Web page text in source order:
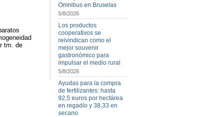
tm. de
Omnibus en Bruselas
5/8/2026
Los productos
cooperativos se
reivindican como el
mejor souvenir
gastronómico para
impulsar el medio rural
5/8/2026
Ayudas para la compra
de fertilizantes: hasta
92,5 euros por hectárea
en regadío y 38,33 en
secano